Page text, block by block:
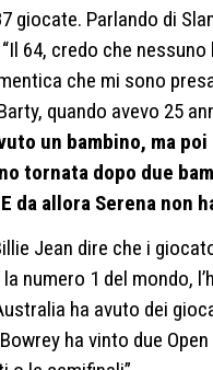
giocate. Parlando di
64, credo che nessuno
che mi sono
quando avevo 25
un bambino, ma
tornata dopo due
allora Serena non
Jean dire che i
numero 1 del mondo,
ha avuto dei
ha vinto due